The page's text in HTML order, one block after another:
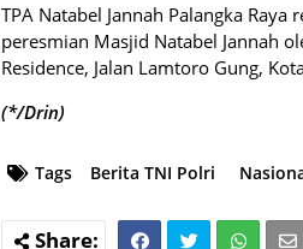
TPA Natabel Jannah Palangka
peresmian Masjid Natabel Jannah
Residence, Jalan Lamtoro Gung,
(*/Drin)
Tags Berita TNI Polri